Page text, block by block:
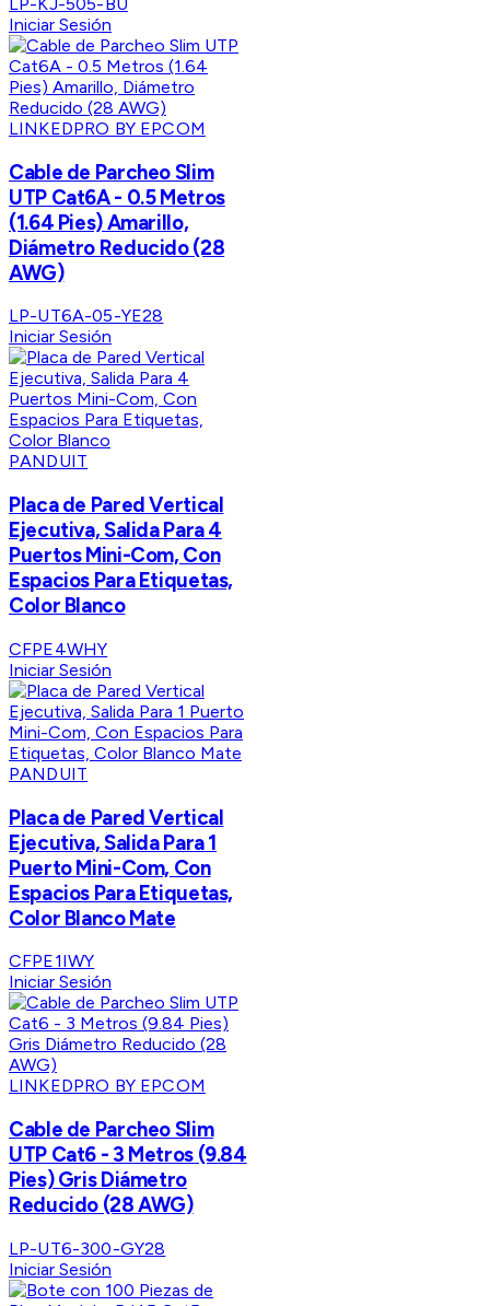
Iniciar Sesión
LINKEDPRO BY EPCOM
Cable de Parcheo Slim
UTP Cat6A - 0.5 Metros
(1.64 Pies) Amarillo,
Diámetro Reducido (28
AWG)
LP-UT6A-05-YE28
Iniciar Sesión
PANDUIT
Placa de Pared Vertical
Ejecutiva, Salida Para 4
Puertos Mini-Com, Con
Espacios Para Etiquetas,
Color Blanco
CFPE4WHY
Iniciar Sesión
PANDUIT
Placa de Pared Vertical
Ejecutiva, Salida Para 1
Puerto Mini-Com, Con
Espacios Para Etiquetas,
Color Blanco Mate
CFPE1IWY
Iniciar Sesión
LINKEDPRO BY EPCOM
Cable de Parcheo Slim
UTP Cat6 - 3 Metros (9.84
Pies) Gris Diámetro
Reducido (28 AWG)
LP-UT6-300-GY28
Iniciar Sesión